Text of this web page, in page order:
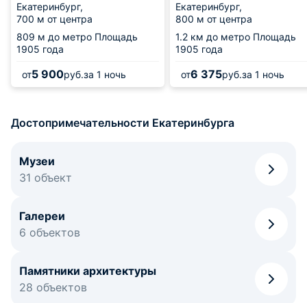
Екатеринбург,
700 м от центра
809 м до метро Площадь
1905 года
от5 900руб.за 1 ночь
Екатеринбург,
800 м от центра
1.2 км до метро Площадь
1905 года
от6 375руб.за 1 ночь
Достопримечательности Екатеринбурга
Музеи
31 объект
Галереи
6 объектов
Памятники архитектуры
28 объектов